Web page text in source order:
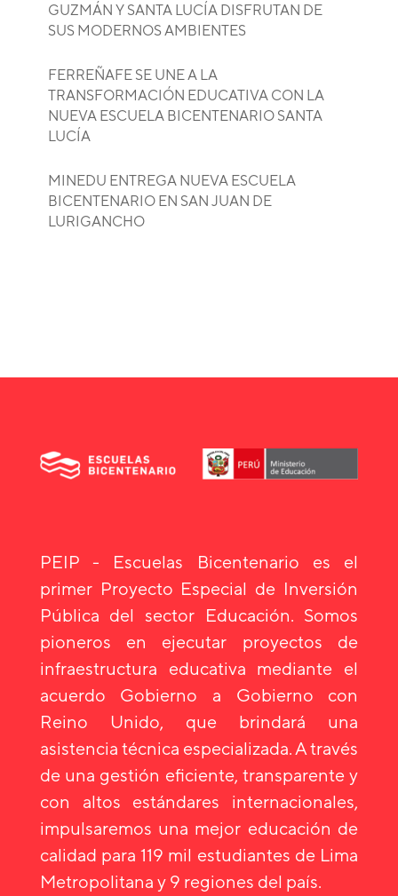
GUZMÁN Y SANTA LUCÍA DISFRUTAN DE
SUS MODERNOS AMBIENTES
FERREÑAFE SE UNE A LA
TRANSFORMACIÓN EDUCATIVA CON LA
NUEVA ESCUELA BICENTENARIO SANTA
LUCÍA
MINEDU ENTREGA NUEVA ESCUELA
BICENTENARIO EN SAN JUAN DE
LURIGANCHO
PEIP - Escuelas Bicentenario es el
primer Proyecto Especial de Inversión
Pública del sector Educación. Somos
pioneros en ejecutar proyectos de
infraestructura educativa mediante el
acuerdo Gobierno a Gobierno con
Reino Unido, que brindará una
asistencia técnica especializada. A través
de una gestión eficiente, transparente y
con altos estándares internacionales,
impulsaremos una mejor educación de
calidad para 119 mil estudiantes de Lima
Metropolitana y 9 regiones del país.